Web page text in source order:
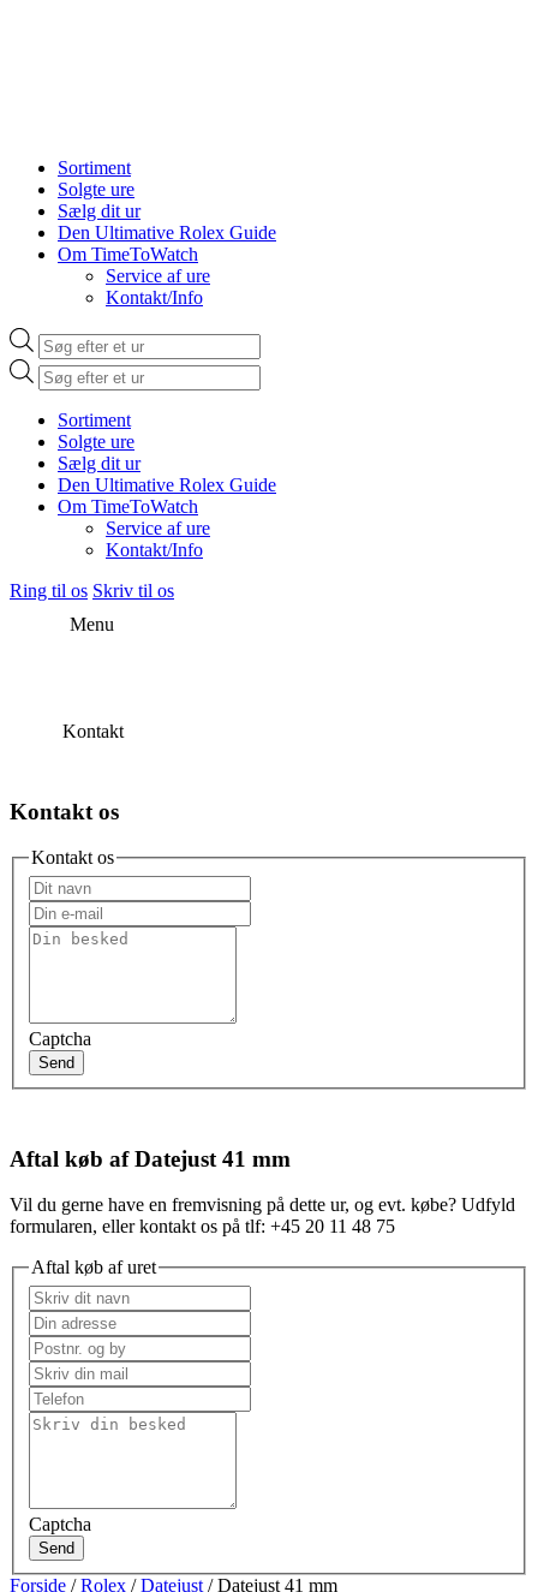
Sortiment
Solgte ure
Sælg dit ur
Den Ultimative Rolex Guide
Om TimeToWatch
Service af ure
Kontakt/Info
Products
search
Products
search
Sortiment
Solgte ure
Sælg dit ur
Den Ultimative Rolex Guide
Om TimeToWatch
Service af ure
Kontakt/Info
Ring til os Skriv til os
Menu
Kontakt
Kontakt os
Kontakt os
Captcha
Send
Aftal køb af Datejust 41 mm
Vil du gerne have en fremvisning på dette ur, og evt. købe? Udfyld
formularen, eller kontakt os på tlf: +45 20 11 48 75
Aftal køb af uret
Captcha
Send
Forside /Rolex /Datejust / Datejust 41 mm